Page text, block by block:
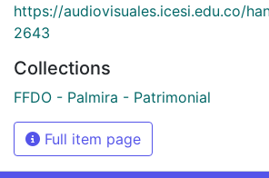
https://audiovisuales.icesi.edu.co/
2643
Collections
FFDO - Palmira - Patrimonial
Full item page